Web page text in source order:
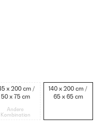
x 200 cm /
50 x 75 cm
Andere
Kombination
140 x 200 cm /
65 x 65 cm